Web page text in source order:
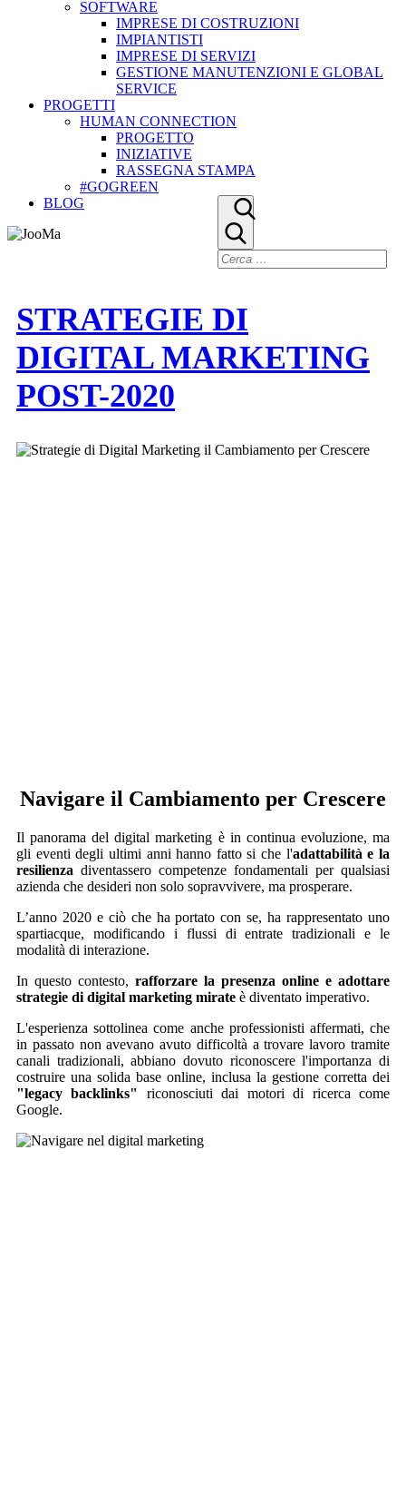
SOFTWARE
IMPRESE DI COSTRUZIONI
IMPIANTISTI
IMPRESE DI SERVIZI
GESTIONE MANUTENZIONI E GLOBAL
SERVICE
PROGETTI
HUMAN CONNECTION
PROGETTO
INIZIATIVE
RASSEGNA STAMPA
#GOGREEN
BLOG
STRATEGIE DI
DIGITAL MARKETING
POST-2020
Navigare il Cambiamento per Crescere
Il panorama del digital marketing è in continua evoluzione, ma
gli eventi degli ultimi anni hanno fatto si che l'adattabilità e la
resilienza diventassero competenze fondamentali per qualsiasi
azienda che desideri non solo sopravvivere, ma prosperare.
L’anno 2020 e ciò che ha portato con se, ha rappresentato uno
spartiacque, modificando i flussi di entrate tradizionali e le
modalità di interazione.
In questo contesto, rafforzare la presenza online e adottare
strategie di digital marketing mirate è diventato imperativo.
L'esperienza sottolinea come anche professionisti affermati, che
in passato non avevano avuto difficoltà a trovare lavoro tramite
canali tradizionali, abbiano dovuto riconoscere l'importanza di
costruire una solida base online, inclusa la gestione corretta dei
"legacy backlinks"
riconosciuti dai motori di ricerca come
Google.